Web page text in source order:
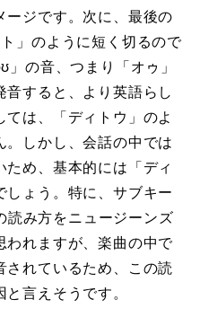
ージです。次に、最後の
」のように短く切るので
の音、つまり「オゥ」
音すると、より英語らし
は、「ディトウ」のよ
。しかし、会話の中では
め、基本的には「ディ
しょう。特に、サブキー
読み方をニュージーンズ
われますが、楽曲の中で
されているため、この読
言えそうです。